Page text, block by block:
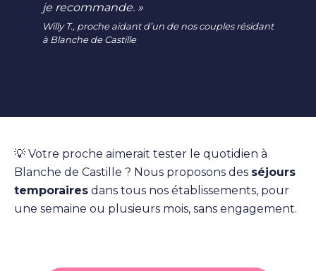
je recommande. »
Willy T., proche aidant d’un de nos couples résidant
à Blanche de Castille
💡 Votre proche aimerait tester le quotidien à
Blanche de Castille ? Nous proposons des séjours
temporaires dans tous nos établissements, pour
une semaine ou plusieurs mois, sans engagement.